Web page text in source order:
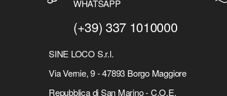
WHATSAPP
(+39) 337 1010000
SINE LOCO S.r.l.
Via Vernie, 9 - 47893 Borgo Maggiore
Repubblica di San Marino - C.O.E.